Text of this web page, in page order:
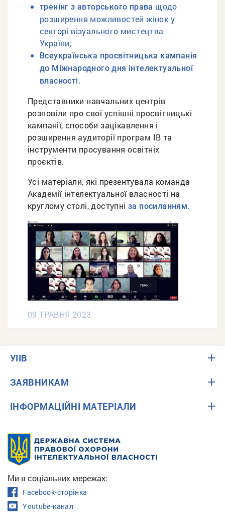
тренінг з авторського права щодо
розширення можливостей жінок у
секторі візуального мистецтва
України;
Всеукраїнська просвітницька кампанія
до Міжнародного дня інтелектуальної
власності.
Представники навчальних центрів
розповіли про свої успішні просвітницькі
кампанії, способи зацікавлення і
розширення аудиторії програм ІВ та
інструменти просування освітніх
проєктів.
Усі матеріали, які презентувала команда
Академії інтелектуальної власності на
круглому столі, доступні за посиланням.
09 ТРАВНЯ 2023
УІІВ
ЗАЯВНИКАМ
ІНФОРМАЦІЙНІ МАТЕРІАЛИ
Ми в соціальних мережах:
Facebook-сторінка
Youtube-канал